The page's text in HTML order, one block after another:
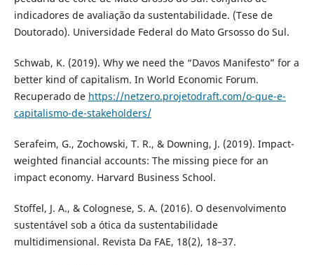
indicadores de avaliação da sustentabilidade. (Tese de
Doutorado). Universidade Federal do Mato Grsosso do Sul.
Schwab, K. (2019). Why we need the “Davos Manifesto” for a
better kind of capitalism. In World Economic Forum.
Recuperado de https://netzero.projetodraft.com/o-que-e-
capitalismo-de-stakeholders/
Serafeim, G., Zochowski, T. R., & Downing, J. (2019). Impact-
weighted financial accounts: The missing piece for an
impact economy. Harvard Business School.
Stoffel, J. A., & Colognese, S. A. (2016). O desenvolvimento
sustentável sob a ótica da sustentabilidade
multidimensional. Revista Da FAE, 18(2), 18–37.